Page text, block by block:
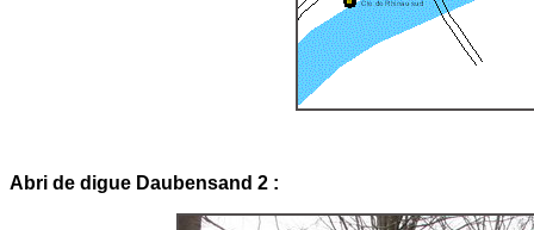
Abri de digue Daubensand 2 :